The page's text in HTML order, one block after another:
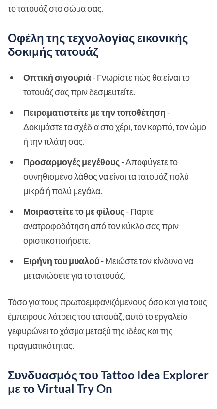
το τατουάζ στο σώμα σας.
Οφέλη της τεχνολογίας εικονικής
δοκιμής τατουάζ
Οπτική σιγουριά- Γνωρίστε πώς θα είναι το
τατουάζ σας πριν δεσμευτείτε.
Πειραματιστείτε με την τοποθέτηση -
Δοκιμάστε τα σχέδια στο χέρι, τον καρπό, τον ώμο
ή την πλάτη σας.
Προσαρμογές μεγέθους- Αποφύγετε το
συνηθισμένο λάθος να είναι τα τατουάζ πολύ
μικρά ή πολύ μεγάλα.
Μοιραστείτε το με φίλους- Πάρτε
ανατροφοδότηση από τον κύκλο σας πριν
οριστικοποιήσετε.
Ειρήνη του μυαλού- Μειώστε τον κίνδυνο να
μετανιώσετε για το τατουάζ.
Τόσο για τους πρωτοεμφανιζόμενους όσο και για τους
έμπειρους λάτρεις του τατουάζ, αυτό το εργαλείο
γεφυρώνει το χάσμα μεταξύ της ιδέας και της
πραγματικότητας.
Συνδυασμός του Tattoo Idea Explorer
με το Virtual Try On